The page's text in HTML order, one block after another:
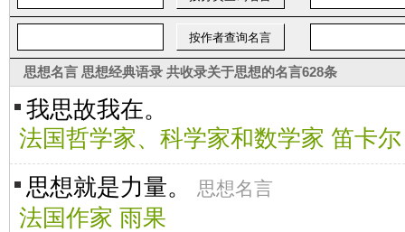
思想名言 思想经典语录 共收录关于思想的名言628条
我思故我在。
法国哲学家、科学家和数学家 笛卡尔
思想就是力量。
思想名言
法国作家 雨果